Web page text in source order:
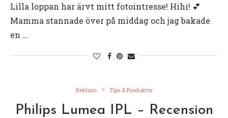
Lilla loppan har ärvt mitt fotointresse! Hihi! 💕
Mamma stannade över på middag och jag bakade
en …
Reklam Tips & Produkter
Philips Lumea IPL – Recension